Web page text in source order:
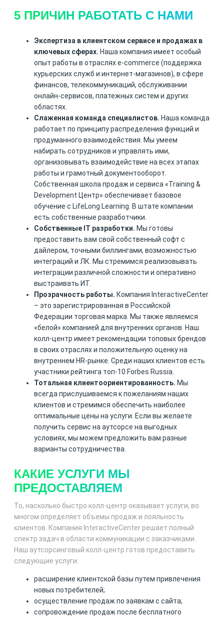
5 ПРИЧИН РАБОТАТЬ С НАМИ
Экспертиза в клиентском сервисе и продажах в
ключевых сферах. Наша компания имеет особый
опыт работы в отраслях e-commerce (поддержка
курьерских служб и интернет-магазинов), в сфере
финансов, телекоммуникаций, обслуживании
онлайн-сервисов, платежных систем и других
областях.
Слаженная команда специалистов. Наша команда
работает по принципу распределения функций и
продуманного взаимодействия. Мы умеем
набирать сотрудников и управлять ими,
организовывать взаимодействие на всех этапах
работы и грамотный документооборот.
Собственная школа продаж и сервиса «Training &
Development Центр» обеспечивает базовое
обучение с LifeLong Learning. В штате компании
есть собственные разработчики.
Собственные IT разработки. Мы готовы
предоставить вам свой собственный софт с
дайлером, точными биллингами, возможностью
интеграций и ЛК. Мы стремимся реализовывать
интеграции различной сложности и оперативно
выстраивать ИТ.
Прозрачность работы. Компания InteractiveCenter
– это зарегистрированная в Российской
Федерации торговая марка. Мы также являемся
«белой» компанией для внутренних органов. Наш
колл-центр имеет рекомендации топовых брендов
в своих отраслях и положительную оценку на
внутреннем HR-рынке. Среди наших клиентов есть
участники рейтинга топ-10 Forbes Russia.
Тотальная клиентоориентированность. Мы
всегда прислушиваемся к пожеланиям наших
клиентов и стремимся обеспечить наиболее
оптимальные цены на услуги. Если вы желаете
получить сервис на аутсорсе на выгодных
условиях, мы можем предложить вам разные
варианты сотрудничества.
КАКИЕ УСЛУГИ МЫ
ПРЕДОСТАВЛЯЕМ
То, насколько быстро колл-центр оказывает услуги, во
многом определяет объемы продаж и лояльность
клиентов. Компания InteractiveCenter решает полный
спектр задач в области коммуникации с заказчиками.
Наш аутсорсинговый колл-центр готов предоставить
следующие услуги:
расширение клиентской базы путем привлечения
новых потребителей;
осуществление продаж по заявкам с сайта;
сопровождение продаж после бесплатного